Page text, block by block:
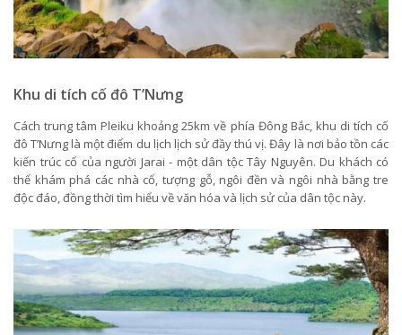
Khu di tích cố đô T’Nưng
Cách trung tâm Pleiku khoảng 25km về phía Đông Bắc, khu di tích cố
đô T’Nưng là một điểm du lịch lịch sử đầy thú vị. Đây là nơi bảo tồn các
kiến trúc cổ của người Jarai - một dân tộc Tây Nguyên. Du khách có
thể khám phá các nhà cổ, tượng gỗ, ngôi đền và ngôi nhà bằng tre
độc đáo, đồng thời tìm hiểu về văn hóa và lịch sử của dân tộc này.